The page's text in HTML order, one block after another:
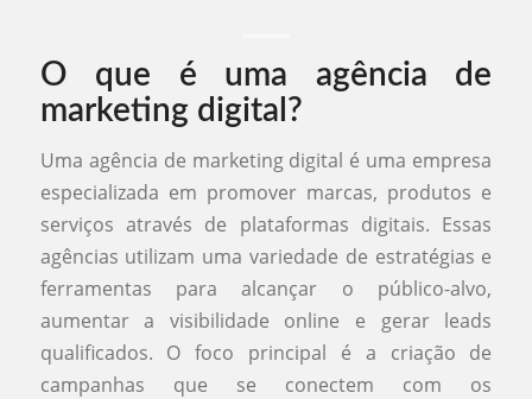
O que é uma agência de
marketing digital?
Uma agência de marketing digital é uma empresa
especializada em promover marcas, produtos e
serviços através de plataformas digitais. Essas
agências utilizam uma variedade de estratégias e
ferramentas para alcançar o público-alvo,
aumentar a visibilidade online e gerar leads
qualificados. O foco principal é a criação de
campanhas que se conectem com os